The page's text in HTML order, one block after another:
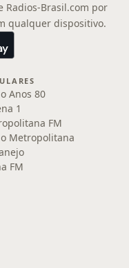
Radios-Brasil.com por
qualquer dispositivo.
Anos 80
1
FM
Metropolitana
FM